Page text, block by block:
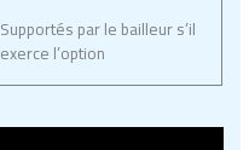
Supportés par le bailleur s’il
exerce l’option